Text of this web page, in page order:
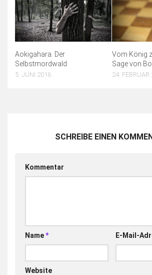
Aokigahara. Der
Selbstmordwald
5. JUNI 2016
Vom König
Sage von
24. FEBRUAR
SCHREIBE EINEN
Kommentar
Name* E-Mail-
Website